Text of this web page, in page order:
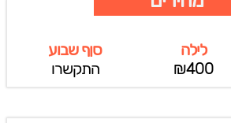
לילה
₪400
סןף שבוע
התקשרו